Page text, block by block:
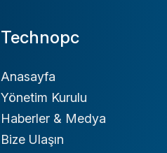
Technopc
Anasayfa
Yönetim Kurulu
Haberler & Medya
Bize Ulaşın